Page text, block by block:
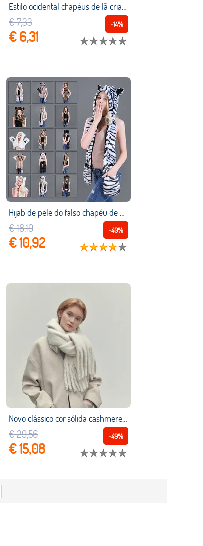
Estilo ocidental chapéus de lã crianças bonito orelha caps luvas conjunto multi colorido inverno quente confortável lã luvas chapéus
-14%
€ 7,33
€ 6,31
Hijab de pele do falso chapéu de pele do falso chapéu animal cachecol luvas chapéus integrados para mulher
-40%
€ 18,19
€ 10,92
Novo clássico cor sólida cashmere engrossado cachecol outono/inverno longo cachecol mão tecido borla engrossado cachecol para homem e mulher
-49%
€ 29,56
€ 15,08